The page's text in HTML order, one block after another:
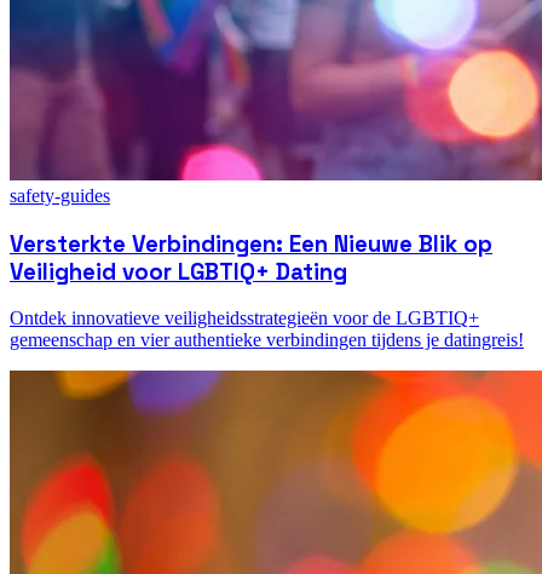
safety-guides
Versterkte Verbindingen: Een Nieuwe Blik op
Veiligheid voor LGBTIQ+ Dating
Ontdek innovatieve veiligheidsstrategieën voor de LGBTIQ+
gemeenschap en vier authentieke verbindingen tijdens je datingreis!